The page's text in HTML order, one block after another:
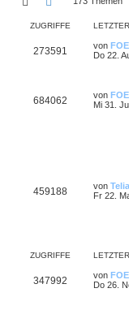
ZUGRIFFE
273591 von FOE
Do 22.
684062 von FOE
Mi 31.
459188 von
Fr 22.
ZUGRIFFE
347992 von FOE
Do 26.